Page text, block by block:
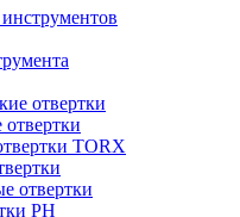
отвертки
отвертки
TORX
отвертки
PH